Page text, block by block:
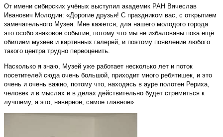
От имени сибирских учёных выступил академик РАН Вячеслав
Иванович Молодин: «Дорогие друзья! С праздником вас, с открытием
замечательного Музея. Мне кажется, для нашего молодого города
это особо знаковое событие, потому что мы не избалованы пока ещё
обилием музеев и картинных галерей, и поэтому появление любого
такого центра трудно переоценить.
Насколько я знаю, Музей уже работает несколько лет и поток
посетителей сюда очень большой, приходит много ребятишек, и это
очень и очень важно, потому что, находясь в ауре полотен Рериха,
человек и в мыслях и в делах действительно будет стремиться к
лучшему, а это, наверное, самое главное».